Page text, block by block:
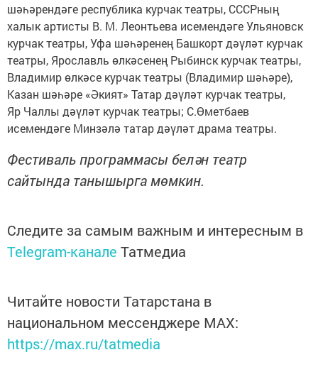
шәһәрендәге республика курчак театры, СССРның
халык артисты В. М. Леонтьева исемендәге Ульяновск
курчак театры, Уфа шәһәренең Башкорт дәүләт курчак
театры, Ярославль өлкәсенең Рыбинск курчак театры,
Владимир өлкәсе курчак театры (Владимир шәһәре),
Казан шәһәре «Әкият» Татар дәүләт курчак театры,
Яр Чаллы дәүләт курчак театры; С.Өметбаев
исемендәге Минзәлә татар дәүләт драма театры.
Фестиваль программасы белән театр
сайтында танышырга мөмкин.
Следите за самым важным и интересным в
Telegram-канале Татмедиа
Читайте новости Татарстана в
национальном мессенджере MАХ:
https://max.ru/tatmedia